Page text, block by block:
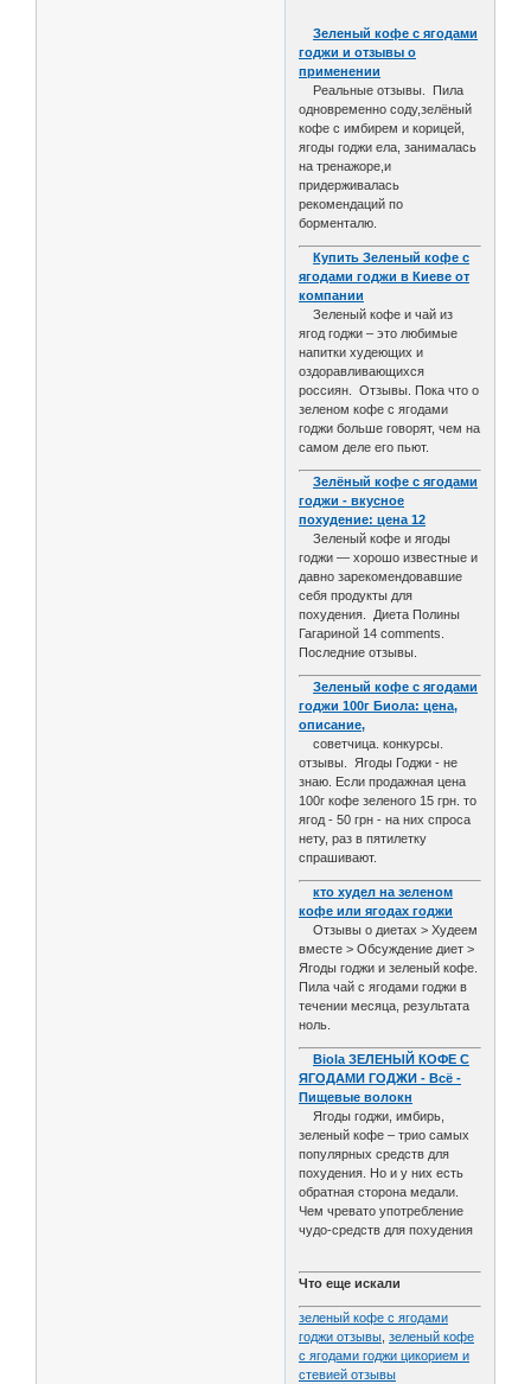
Зеленый кофе с ягодами
годжи и отзывы о
применении
Реальные отзывы. Пила
одновременно соду,зелёный
кофе с имбирем и корицей,
ягоды годжи ела, занималась
на тренажоре,и
придерживалась
рекомендаций по
борменталю.
Купить Зеленый кофе с
ягодами годжи в Киеве от
компании
Зеленый кофе и чай из
ягод годжи – это любимые
напитки худеющих и
оздоравливающихся
россиян. Отзывы. Пока что о
зеленом кофе с ягодами
годжи больше говорят, чем на
самом деле его пьют.
Зелёный кофе с ягодами
годжи - вкусное
похудение: цена 12
Зеленый кофе и ягоды
годжи — хорошо известные и
давно зарекомендовавшие
себя продукты для
похудения. Диета Полины
Гагариной 14 comments.
Последние отзывы.
Зеленый кофе с ягодами
годжи 100г Биола: цена,
описание,
советчица. конкурсы.
отзывы. Ягоды Годжи - не
знаю. Если продажная цена
100г кофе зеленого 15 грн. то
ягод - 50 грн - на них спроса
нету, раз в пятилетку
спрашивают.
кто худел на зеленом
кофе или ягодах годжи
Отзывы о диетах > Худеем
вместе > Обсуждение диет >
Ягоды годжи и зеленый кофе.
Пила чай с ягодами годжи в
течении месяца, результата
ноль.
Biola ЗЕЛЕНЫЙ КОФЕ С
ЯГОДАМИ ГОДЖИ - Всё -
Пищевые волокн
Ягоды годжи, имбирь,
зеленый кофе – трио самых
популярных средств для
похудения. Но и у них есть
обратная сторона медали.
Чем чревато употребление
чудо-средств для похудения
Что еще искали
зеленый кофе с ягодами
годжи отзывы ,зеленый кофе
с ягодами годжи цикорием и
стевией отзывы